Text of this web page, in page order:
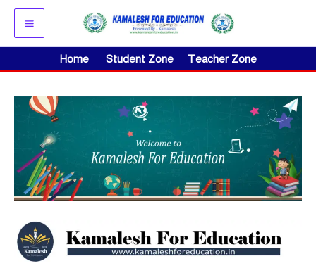
Skip
content
Home Student Zone Teacher Zone